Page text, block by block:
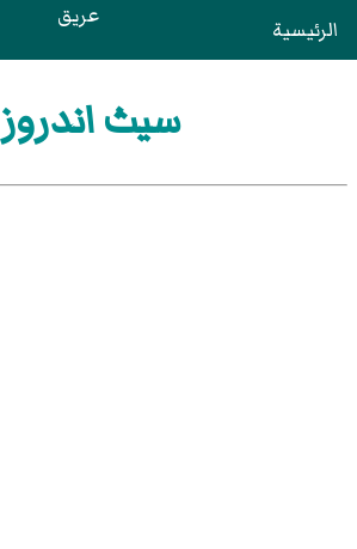
الرئيسية عريق
سيث اندروز